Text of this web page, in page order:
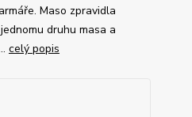
Maso zpravidla
druhu masa a
celý popis